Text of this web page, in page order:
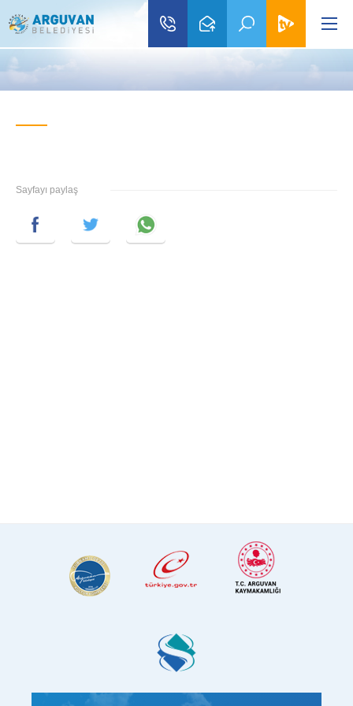
Sayfayı paylaş